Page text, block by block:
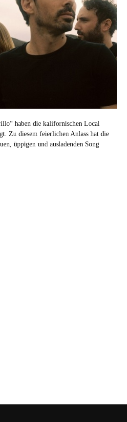
haben die kalifornischen Local
Zu diesem feierlichen Anlass hat die
üppigen und ausladenden Song